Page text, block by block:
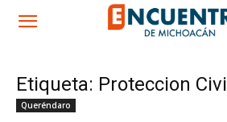
Etiqueta: Proteccion Civil
Queréndaro